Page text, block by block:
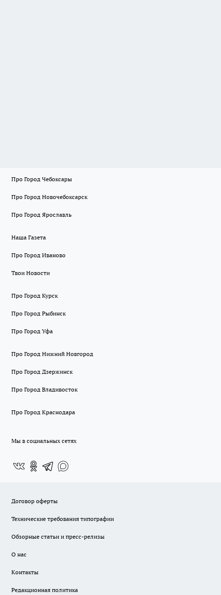
Про Город Чебоксары
Про Город Новочебоксарск
Про Город Ярославль
Наша Газета
Про Город Иваново
Твои Новости
Про Город Курск
Про Город Рыбинск
Про Город Уфа
Про Город Нижний Новгород
Про Город Дзержинск
Про Город Владивосток
Про Город Краснодара
Мы в социальных сетях
Договор оферты
Технические требования типографии
Обзорные статьи и пресс-релизы
О нас
Контакты
Редакционная политика